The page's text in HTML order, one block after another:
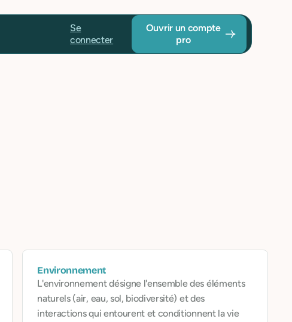
Se
connecter
Ouvrir un compte
pro
Environnement
L'environnement désigne l'ensemble des éléments
naturels (air, eau, sol, biodiversité) et des
interactions qui entourent et conditionnent la vie